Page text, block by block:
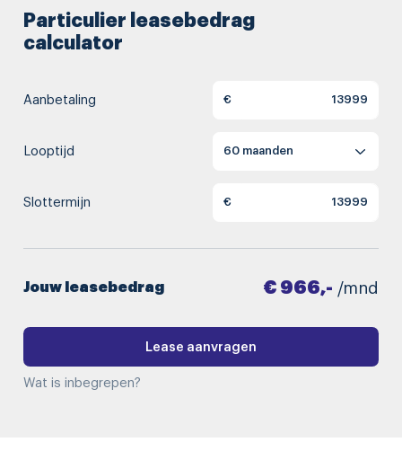
Particulier leasebedrag
calculator
Aanbetaling €
Looptijd
Slottermijn €
Jouw leasebedrag € 966,- /mnd
Lease aanvragen
Wat is inbegrepen?